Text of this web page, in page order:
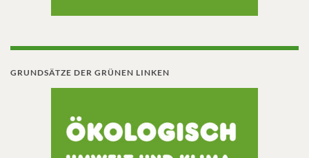
GRUNDSÄTZE DER GRÜNEN LINKEN